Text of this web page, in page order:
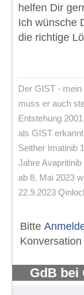
helfen Dir
Ich wünsche
die richtige
Der GIST -
muss er auch
Entstehung
als GIST
Seither Imatinib
Jahre
ab 8. Mai 2023
22.9.2023
Bitte
GdB bei